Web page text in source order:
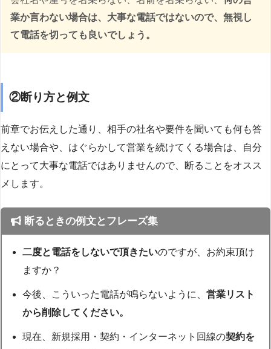
業か言わない場合は、大事な電話ではないので、無視し
て電話を切っても良いでしょう。
②断り方と例文
前章でお伝えした通り、相手の社名や要件を聞いても何も答
えない場合や、はぐらかして営業を続けてくる場合は、自分
にとって大事な電話ではありませんので、断ることをオスス
メします。
断るときの例文とフレーズ集
二度と電話をしないで頂きたいのですが、お約束頂け
ますか？
今後、こういった電話が鳴らないように、営業リスト
から削除してください。
現在、新規採用・契約・インターネット回線の契約を